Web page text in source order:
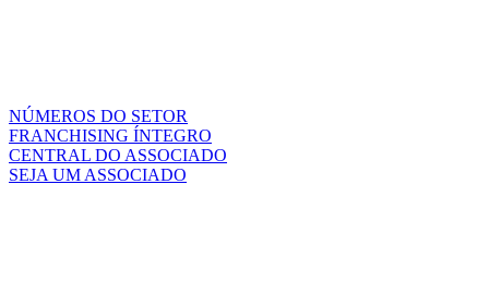
NÚMEROS DO SETOR
FRANCHISING ÍNTEGRO
CENTRAL DO ASSOCIADO
SEJA UM ASSOCIADO